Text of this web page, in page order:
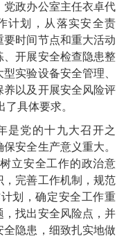
政办公室主任衣卓代
计划，从落实安全责
时间节点和重大活动
、开展安全检查隐患整
实验设备安全管理、
养以及开展安全风险评
具体要求。
是党的十九大召开之
安全生产意义重大。
立安全工作的政治意
完善工作机制，规范
划，确定安全工作重
，找出安全风险点，并
隐患，细致扎实地做